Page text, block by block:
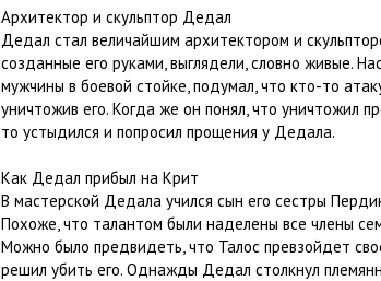
Архитектор и скульптор Дедал
Дедал стал величайшим архитектором и
созданные его руками, выглядели, словно живые.
мужчины в боевой стойке, подумал, что кто-то
уничтожив его. Когда же он понял, что уничтожил
то устыдился и попросил прощения у Дедала.
Как Дедал прибыл на Крит
В мастерской Дедала учился сын его сестры
Похоже, что талантом были наделены все члены
Можно было предвидеть, что Талос превзойдет
решил убить его. Однажды Дедал столкнул